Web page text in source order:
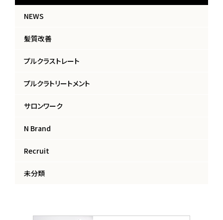
NEWS
髪質改善
プルクラストレート
プルクラトリートメント
サロンワーク
N Brand
Recruit
未分類